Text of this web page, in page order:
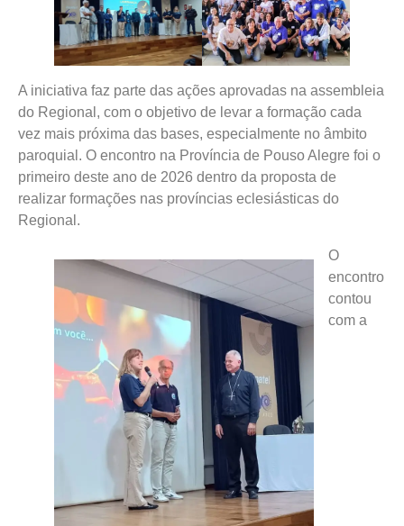
A iniciativa faz parte das ações aprovadas na assembleia
do Regional, com o objetivo de levar a formação cada
vez mais próxima das bases, especialmente no âmbito
paroquial. O encontro na Província de Pouso Alegre foi o
primeiro deste ano de 2026 dentro da proposta de
realizar formações nas províncias eclesiásticas do
Regional.
O
encontro
contou
com a